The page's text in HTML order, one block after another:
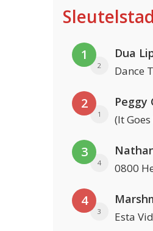
1
2
Dua
Dance
2
1
Peggy
(It
3
4 0800
4
3 Esta